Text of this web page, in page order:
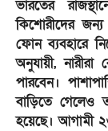
ভারতের
কিশোরীদের
ফোন ব্যবহারে
অনুযায়ী,
পারবেন।
বাড়িতে গেলেও
হয়েছে। আগামী